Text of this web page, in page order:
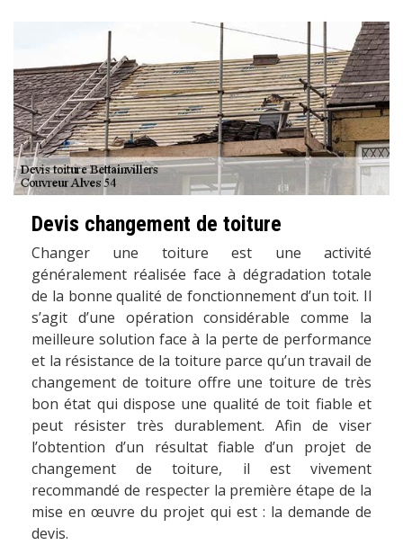
Devis changement de toiture
Changer une toiture est une activité
généralement réalisée face à dégradation totale
de la bonne qualité de fonctionnement d’un toit. Il
s’agit d’une opération considérable comme la
meilleure solution face à la perte de performance
et la résistance de la toiture parce qu’un travail de
changement de toiture offre une toiture de très
bon état qui dispose une qualité de toit fiable et
peut résister très durablement. Afin de viser
l’obtention d’un résultat fiable d’un projet de
changement de toiture, il est vivement
recommandé de respecter la première étape de la
mise en œuvre du projet qui est : la demande de
devis.